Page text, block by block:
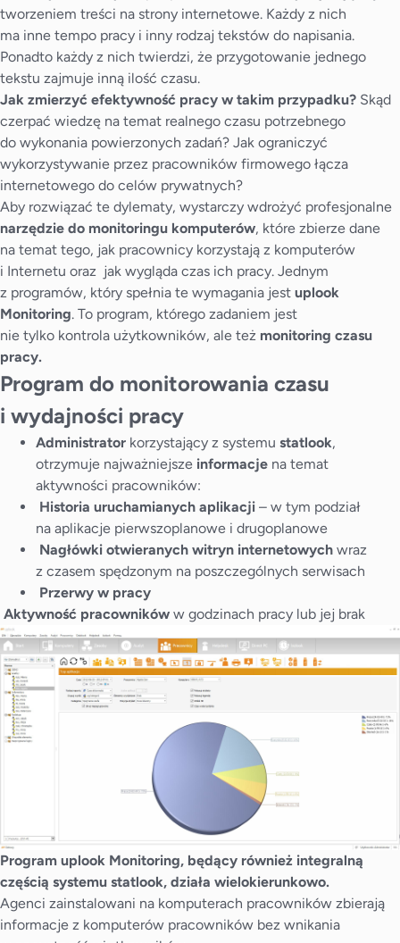
tworzeniem treści na strony internetowe. Każdy z nich
ma inne tempo pracy i inny rodzaj tekstów do napisania.
Ponadto każdy z nich twierdzi, że przygotowanie jednego
tekstu zajmuje inną ilość czasu.
Jak zmierzyć efektywność pracy w takim przypadku? Skąd
czerpać wiedzę na temat realnego czasu potrzebnego
do wykonania powierzonych zadań? Jak ograniczyć
wykorzystywanie przez pracowników firmowego łącza
internetowego do celów prywatnych?
Aby rozwiązać te dylematy, wystarczy wdrożyć profesjonalne
narzędzie do monitoringu komputerów, które zbierze dane
na temat tego, jak pracownicy korzystają z komputerów
i Internetu oraz jak wygląda czas ich pracy. Jednym
z programów, który spełnia te wymagania jest uplook
Monitoring. To program, którego zadaniem jest
nie tylko kontrola użytkowników, ale też monitoring czasu
pracy.
Program do monitorowania czasu
i wydajności pracy
Administrator korzystający z systemu statlook,
otrzymuje najważniejsze informacje na temat
aktywności pracowników:
Historia uruchamianych aplikacji – w tym podział
na aplikacje pierwszoplanowe i drugoplanowe
Nagłówki otwieranych witryn internetowych wraz
z czasem spędzonym na poszczególnych serwisach
Przerwy w pracy
Aktywność pracowników w godzinach pracy lub jej brak
Program uplook Monitoring, będący również integralną
częścią systemu statlook, działa wielokierunkowo.
Agenci zainstalowani na komputerach pracowników zbierają
informacje z komputerów pracowników bez wnikania